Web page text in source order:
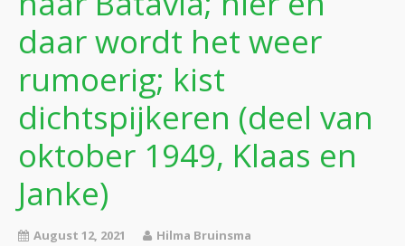
daar wordt het weer
rumoerig; kist
dichtspijkeren (deel van
oktober 1949, Klaas en
Janke)
August 12, 2021
Hilma Bruinsma